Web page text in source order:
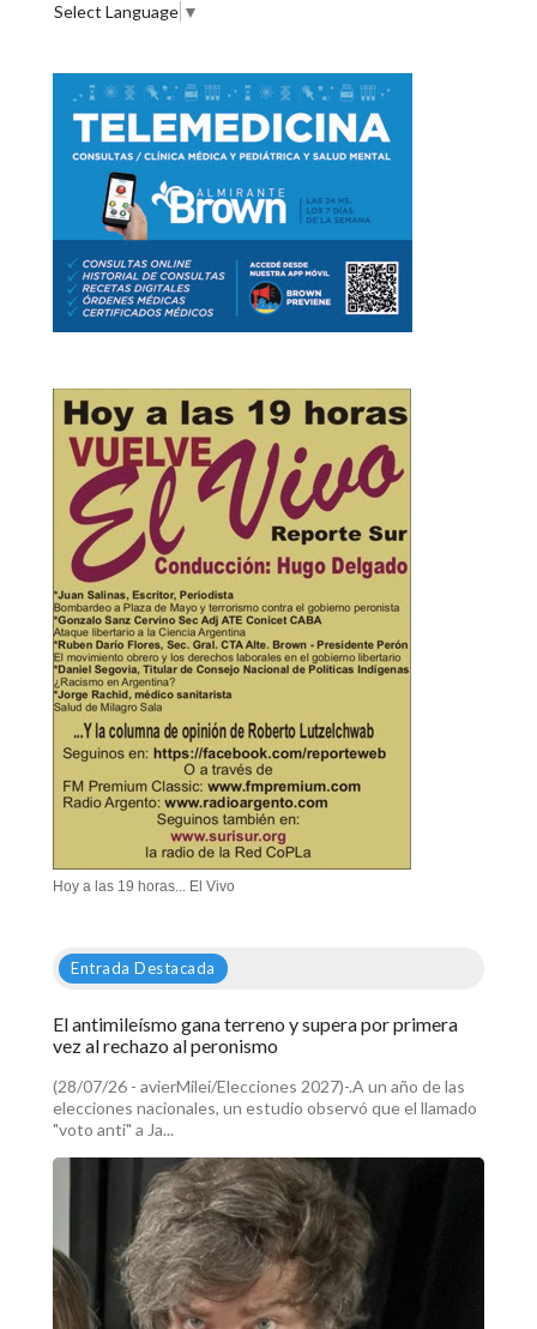
Select Language ▼
Hoy a las 19 horas... El Vivo
Entrada Destacada
El antimileísmo gana terreno y supera por primera
vez al rechazo al peronismo
(28/07/26 - avierMilei/Elecciones 2027)-.A un año de las
elecciones nacionales, un estudio observó que el llamado
"voto anti" a Ja...